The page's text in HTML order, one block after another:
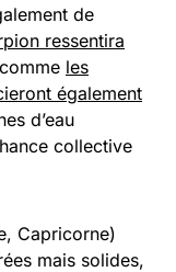
de
ressentira
les
également
d’eau
collective
Capricorne)
mais solides,